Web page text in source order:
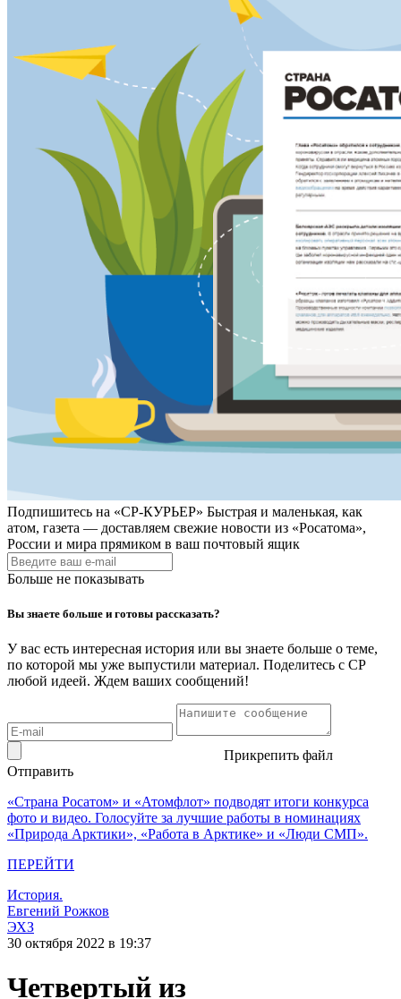
Подпишитесь на «СР-КУРЬЕР» Быстрая и маленькая, как
атом, газета — доставляем свежие новости из «Росатома»,
России и мира прямиком в ваш почтовый ящик
Больше не показывать
Вы знаете больше и готовы рассказать?
У вас есть интересная история или вы знаете больше о теме,
по которой мы уже выпустили материал. Поделитесь с СР
любой идеей. Ждем ваших сообщений!
Прикрепить файл
Отправить
«Страна Росатом» и «Атомфлот» подводят итоги конкурса
фото и видео. Голосуйте за лучшие работы в номинациях
«Природа Арктики», «Работа в Арктике» и «Люди СМП».
ПЕРЕЙТИ
История.
Евгений Рожков
ЭХЗ
30 октября 2022 в 19:37
Четвертый из